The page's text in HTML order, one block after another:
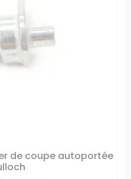
de coupe autoportée